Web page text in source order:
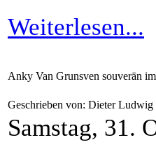
Weiterlesen...
Anky Van Grunsven souverän
Geschrieben von: Dieter Ludwig
Samstag, 31.